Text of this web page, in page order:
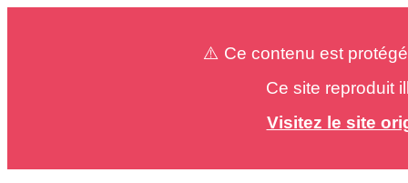
⚠️ Ce contenu est
Ce site reproduit
Visitez le site